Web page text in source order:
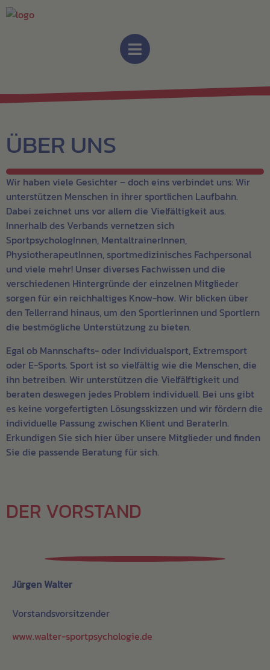
ÜBER UNS
Wir haben viele Gesichter – doch eins verbindet uns: Wir
unterstützen Menschen in ihrer sportlichen Laufbahn.
Dabei zeichnet uns vor allem die Vielfältigkeit aus.
Innerhalb des Verbands vernetzen sich
SportpsychologInnen, MentaltrainerInnen,
PhysiotherapeutInnen, sportmedizinisches Fachpersonal
und viele mehr! Unser diverses Fachwissen und die
verschiedenen Hintergründe der einzelnen Mitglieder
sorgen für ein reichhaltiges Know-how. Wir blicken über
den Tellerrand hinaus, um den Sportlerinnen und Sportlern
die bestmögliche Unterstützung zu bieten.
Egal ob Mannschafts- oder Individualsport, Extremsport
oder E-Sports. Sport ist so vielfältig wie die Menschen, die
ihn betreiben. Wir unterstützen die Vielfälftigkeit und
beraten deswegen jedes Problem individuell. Bei uns gibt
es keine vorgefertigten Lösungsskizzen und wir fördern die
individuelle Passung zwischen Klient und BeraterIn.
Erkundigen Sie sich hier über unsere Mitglieder und finden
Sie die passende Beratung für sich.
DER VORSTAND​
Jürgen Walter
Vorstandsvorsitzender
www.walter-sportpsychologie.de